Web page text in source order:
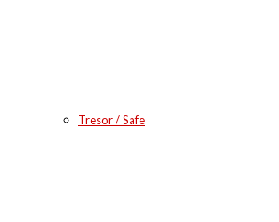
Tresor / Safe